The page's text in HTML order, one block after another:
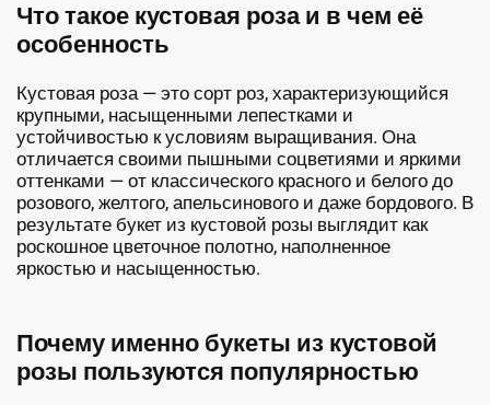
Что такое кустовая роза и в чем её
особенность
Кустовая роза — это сорт роз, характеризующийся
крупными, насыщенными лепестками и
устойчивостью к условиям выращивания. Она
отличается своими пышными соцветиями и яркими
оттенками — от классического красного и белого до
розового, желтого, апельсинового и даже бордового. В
результате букет из кустовой розы выглядит как
роскошное цветочное полотно, наполненное
яркостью и насыщенностью.
Почему именно букеты из кустовой
розы пользуются популярностью